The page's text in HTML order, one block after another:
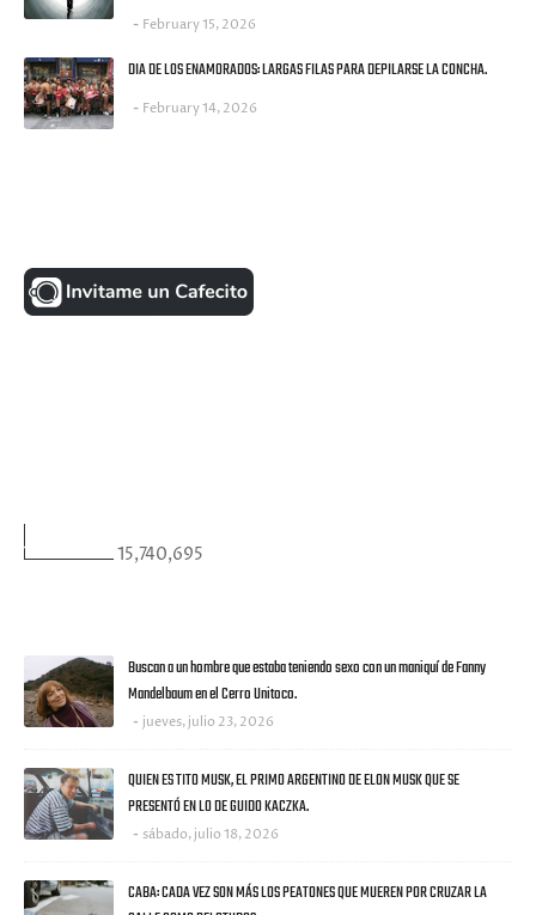
February 15, 2026
DIA DE LOS ENAMORADOS: LARGAS FILAS PARA DEPILARSE LA CONCHA.
February 14, 2026
15,740,695
Buscan a un hombre que estaba teniendo sexo con un maniquí de Fanny
Mandelbaum en el Cerro Unitoco.
jueves, julio 23, 2026
QUIEN ES TITO MUSK, EL PRIMO ARGENTINO DE ELON MUSK QUE SE
PRESENTÓ EN LO DE GUIDO KACZKA.
sábado, julio 18, 2026
CABA: CADA VEZ SON MÁS LOS PEATONES QUE MUEREN POR CRUZAR LA